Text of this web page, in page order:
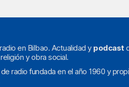
en Bilbao. Actualidad y podcast
y obra social.
radio fundada en el año 1960 y